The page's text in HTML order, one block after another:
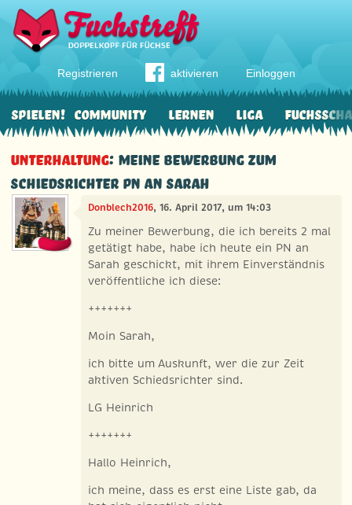
Registrieren aktivieren Einloggen
Community Lernen Liga
Spielen!
Unterhaltung: Meine Bewerbung zum
Schiedsrichter PN an Sarah
Donblech2016, 16. April 2017, um 14:03
Zu meiner Bewerbung, die ich bereits 2 mal
getätigt habe, habe ich heute ein PN an
Sarah geschickt, mit ihrem Einverständnis
veröffentliche ich diese:
+++++++
Moin Sarah,
ich bitte um Auskunft, wer die zur Zeit
aktiven Schiedsrichter sind.
LG Heinrich
+++++++
Hallo Heinrich,
ich meine, dass es erst eine Liste gab, da